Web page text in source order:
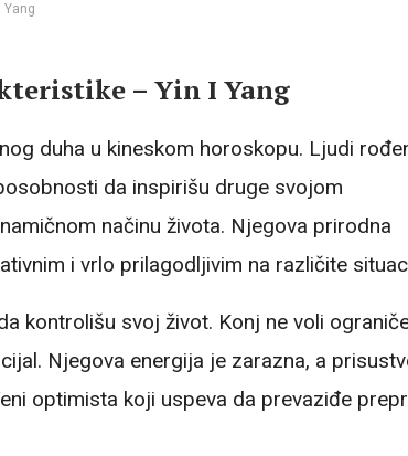
Yang
– Yin I Yang
duha u kineskom horoskopu. Ljudi
da inspirišu druge svojom
načinu života. Njegova prirodna
i vrlo prilagodljivim na različite
kontrolišu svoj život. Konj ne voli
Njegova energija je zarazna, a
optimista koji uspeva da prevaziđe